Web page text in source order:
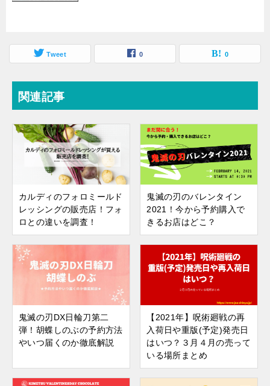
Tweet 0 0
関連記事
カルディのフォロミールド
レッシングの販売店！フォ
ロとの違いを調査！
鬼滅の刃のバレンタイン
2021！今から予約購入で
きるお店はどこ？
鬼滅の刃DX日輪刀第二
弾！胡蝶しのぶの予約方法
やいつ届くのか徹底解説
【2021年】呪術廻戦の再
入荷日や重版(予定)発売日
はいつ？３月４月の売って
いる場所まとめ